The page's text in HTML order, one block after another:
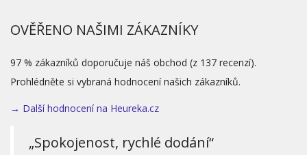
OVĚŘENO NAŠIMI ZÁKAZNÍKY
97 % zákazníků doporučuje náš obchod (z 137 recenzí).
Prohlédněte si vybraná hodnocení našich zákazníků.
→ Další hodnocení na Heureka.cz
„Spokojenost, rychlé dodání“